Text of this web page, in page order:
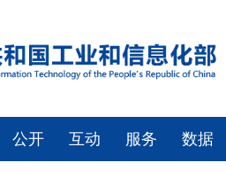
公开 互动 服务 数据